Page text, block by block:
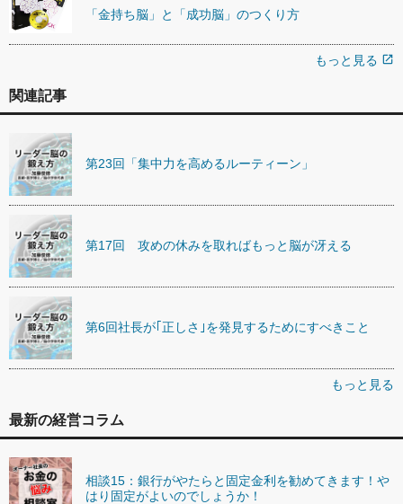
「金持ち脳」と「成功脳」のつくり方
もっと見る open_in_new
関連記事
第23回「集中力を高めるルーティーン」
第17回 攻めの休みを取ればもっと脳が冴える
第6回社長が｢正しさ｣を発見するためにすべきこと
もっと見る
最新の経営コラム
相談15：銀行がやたらと固定金利を勧めてきます！や
はり固定がよいのでしょうか！